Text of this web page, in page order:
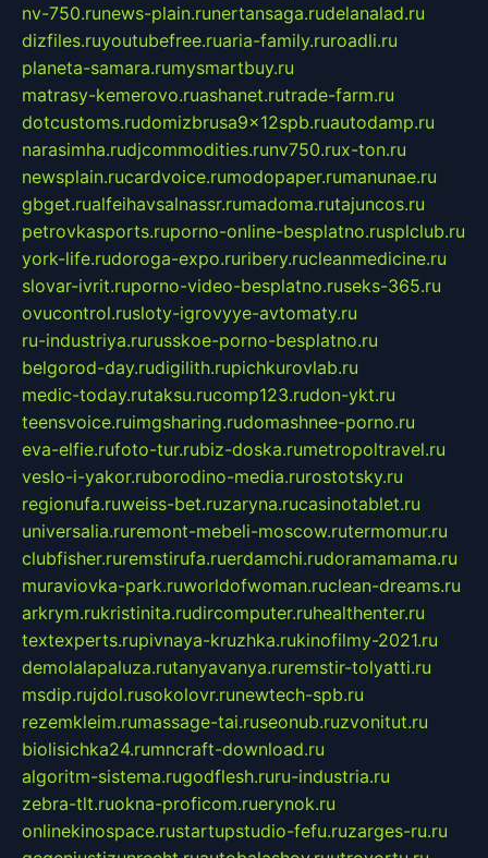
nv-750.runews-plain.runertansaga.rudelanalad.ru
dizfiles.ruyoutubefree.ruaria-family.ruroadli.ru
planeta-samara.rumysmartbuy.ru
matrasy-kemerovo.ruashanet.rutrade-farm.ru
dotcustoms.rudomizbrusa9x12spb.ruautodamp.ru
narasimha.rudjcommodities.runv750.rux-ton.ru
newsplain.rucardvoice.rumodopaper.rumanunae.ru
gbget.rualfeihavsalnassr.rumadoma.rutajuncos.ru
petrovkasports.ruporno-online-besplatno.rusplclub.ru
york-life.rudoroga-expo.ruribery.rucleanmedicine.ru
slovar-ivrit.ruporno-video-besplatno.ruseks-365.ru
ovucontrol.rusloty-igrovyye-avtomaty.ru
ru-industriya.rurusskoe-porno-besplatno.ru
belgorod-day.rudigilith.rupichkurovlab.ru
medic-today.rutaksu.rucomp123.rudon-ykt.ru
teensvoice.ruimgsharing.rudomashnee-porno.ru
eva-elfie.rufoto-tur.rubiz-doska.rumetropoltravel.ru
veslo-i-yakor.ruborodino-media.rurostotsky.ru
regionufa.ruweiss-bet.ruzaryna.rucasinotablet.ru
universalia.ruremont-mebeli-moscow.rutermomur.ru
clubfisher.ruremstirufa.ruerdamchi.rudoramamama.ru
muraviovka-park.ruworldofwoman.ruclean-dreams.ru
arkrym.rukristinita.rudircomputer.ruhealthenter.ru
textexperts.rupivnaya-kruzhka.rukinofilmy-2021.ru
demolalapaluza.rutanyavanya.ruremstir-tolyatti.ru
msdip.rujdol.rusokolovr.runewtech-spb.ru
rezemkleim.rumassage-tai.ruseonub.ruzvonitut.ru
biolisichka24.rumncraft-download.ru
algoritm-sistema.rugodflesh.ruru-industria.ru
zebra-tlt.ruokna-proficom.ruerynok.ru
onlinekinospace.rustartupstudio-fefu.ruzarges-ru.ru